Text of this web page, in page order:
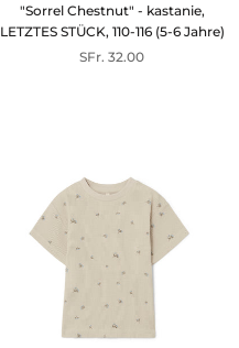
"Sorrel Chestnut" - kastanie,
LETZTES STÜCK, 110-116 (5-6 Jahre)
SFr. 32.00